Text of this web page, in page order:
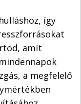
így
amit
a megfelelő